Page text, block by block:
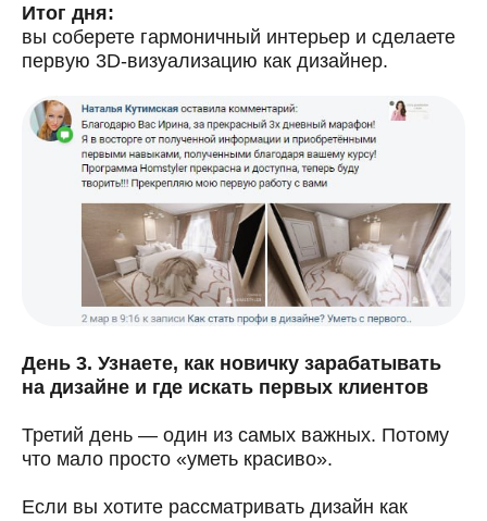
Итог дня:
вы соберете гармоничный интерьер и сделаете
первую 3D-визуализацию как дизайнер.
День 3. Узнаете, как новичку зарабатывать
на дизайне и где искать первых клиентов
Третий день — один из самых важных. Потому
что мало просто «уметь красиво».
Если вы хотите рассматривать дизайн как